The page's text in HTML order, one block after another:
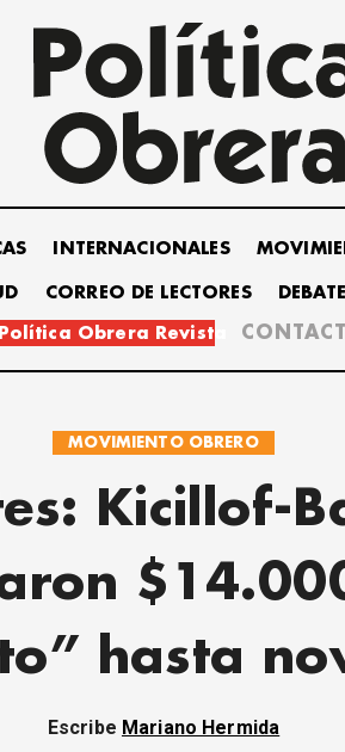
INTERNACIONALES
CORREO DE LECTORES DEBATE
Política Obrera Revista
MOVIMIENTO OBRERO
Kicillof-
hasta
Escribe Mariano Hermida